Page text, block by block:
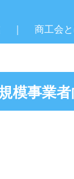
商工会
模事業